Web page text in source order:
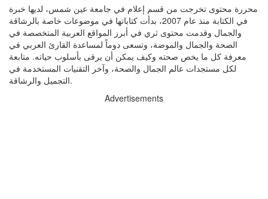
محررة محتوى تخرجت من قسم إعلام في جامعة عين شمس، لديها خبرة
في الكتابة منذ عام 2007، بدأت كتاباتها في موضوعات خاصة بالرشاقة
والجمال وقدمت محتوى ثري في أبرز المواقع العربية المتخصصة في
الصحة والجمال والموضة، وتسعى دوماً لمساعدة القارئ العربي في
معرفة كل ما يخص صحته وكيف يمكن أن يرقى بأسلوب حياته. متابعة
لكل مستجدات عالم الجمال والصحة، وآخر التقنيات المستخدمة في
التجميل والرشاقة.
Advertisements